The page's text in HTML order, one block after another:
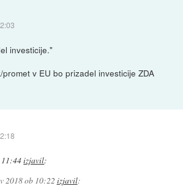
investicije."
v EU bo prizadel investicije ZDA
11:44izjavil:
2018 ob 10:22 izjavil: